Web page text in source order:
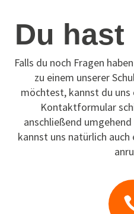
Du hast
Falls du noch Fragen
zu einem unserer
möchtest, kannst du uns
Kontaktformular
anschließend
kannst uns natürlich